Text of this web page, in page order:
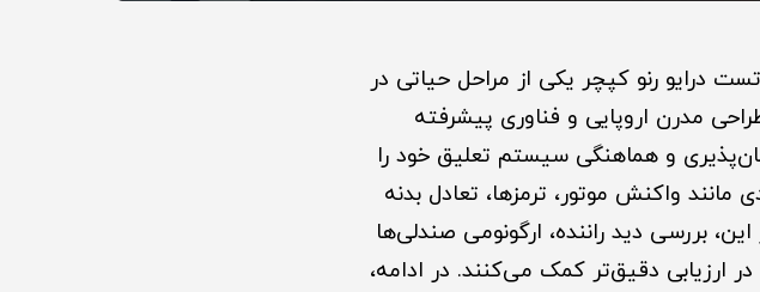
درایو رنو کپچر یکی از مراحل حیاتی در
مدرن اروپایی و فناوری پیشرفته
و هماهنگی سیستم تعلیق خود را
واکنش موتور، ترمزها، تعادل بدنه
بررسی دید راننده، ارگونومی صندلی‌ها
ارزیابی دقیق‌تر کمک می‌کنند. در ادامه،